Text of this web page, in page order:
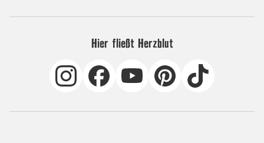
Hier fließt Herzblut